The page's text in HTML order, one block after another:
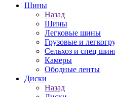
Шины
Назад
Шины
Легковые шины
Грузовые и
Сельхоз и спец
Камеры
Ободные ленты
Диски
Назад